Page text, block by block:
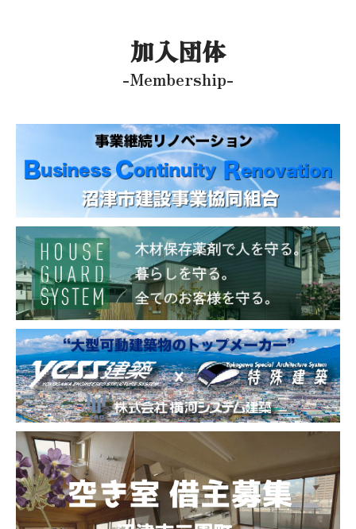
加入団体
-Membership-